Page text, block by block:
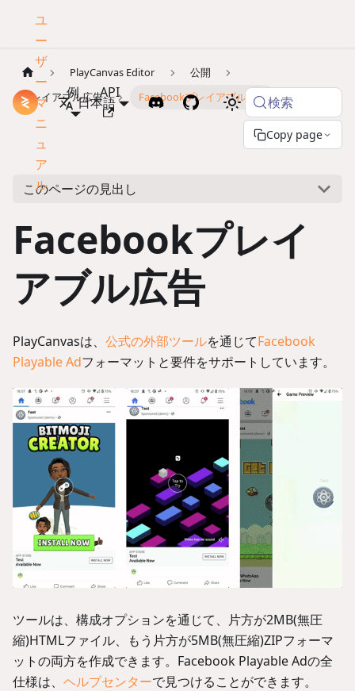
ドキュメント
ユ
ー
ザ
ー
マ
ニ
ュ
ア
ル
例 API
日本語 検索
PlayCanvas Editor
公開
プレイアブル広告
Facebookプレイアブル広告
Copy page
このページの見出し
Facebookプレイ
アブル広告
PlayCanvasは、 公式の外部ツールを通じてFacebook
Playable Adフォーマットと要件をサポートしています。
ツールは、構成オプションを通じて、片方が2MB(無圧
縮)HTMLファイル、もう片方が5MB(無圧縮)ZIPフォーマ
ットの両方を作成できます。Facebook Playable Adの全
仕様は、 ヘルプセンターで見つけることができます。